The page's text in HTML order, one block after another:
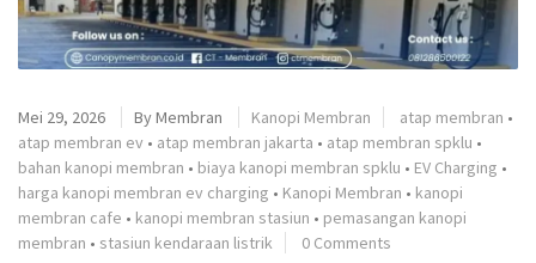
Mei 29, 2026 ByMembran Kanopi Membran atap membran •
atap membran ev • atap membran jakarta • atap membran spklu •
bahan kanopi membran • biaya kanopi membran spklu • EV Charging •
harga kanopi membran ev charging • Kanopi Membran • kanopi
membran cafe • kanopi membran stasiun • pemasangan kanopi
membran • stasiun kendaraan listrik 0 Comments